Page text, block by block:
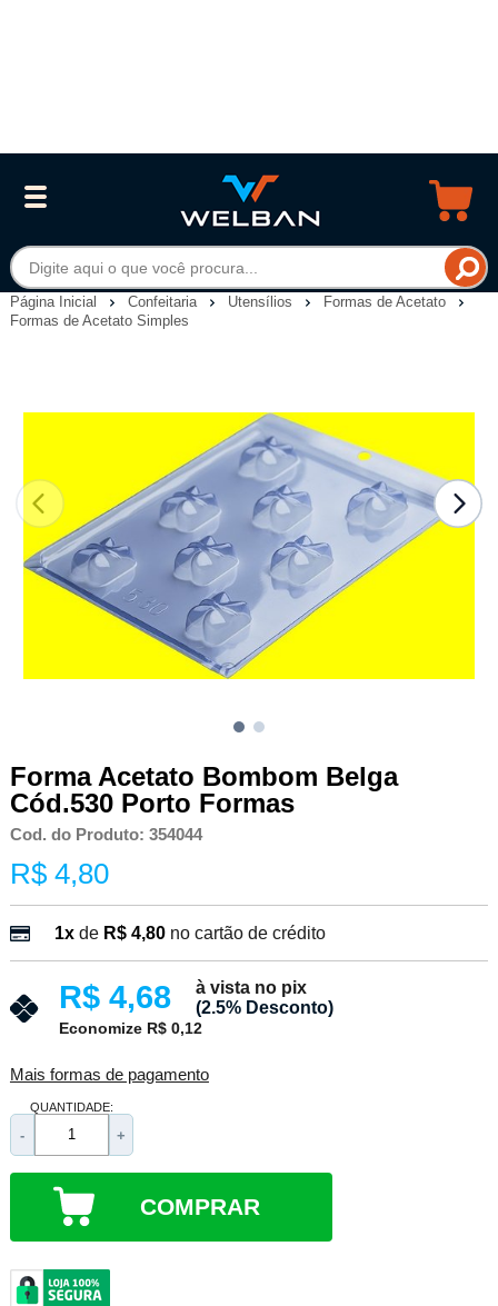
Página Inicial Confeitaria Utensílios
Formas de Acetato
Formas de Acetato Simples
Forma Acetato Bombom Belga
Cód.530 Porto Formas
Cod. do Produto: 354044
R$ 4,80
1xde R$ 4,80 no cartão de crédito
R$ 4,68
à vista no pix
(2.5% Desconto)
Economize R$ 0,12
Mais formas de pagamento
QUANTIDADE:
- +
COMPRAR